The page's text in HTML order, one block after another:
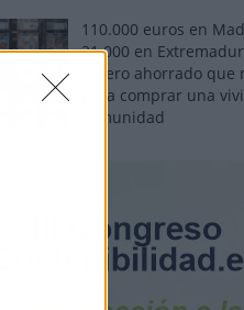
110.000 euros en
31.000 en
dinero ahorrado que
para comprar una
comunidad